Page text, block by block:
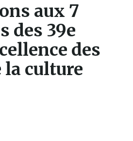
aux 7
des 39e
des
la culture